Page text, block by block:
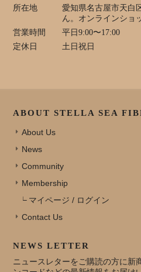
所在地
愛知県名古屋市天白
ん。オンラインショ
営業時間
平日9:00〜17:00
定休日
土日祝日
ABOUT STELLA SEA
About Us
News
Community
Membership
マイページ / ログイン
Contact Us
NEWS LETTER
ニュースレターをご購読の方に新